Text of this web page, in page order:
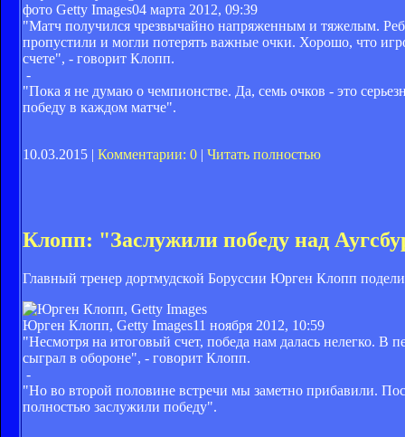
фото Getty Images04 марта 2012, 09:39
"Матч получился чрезвычайно напряженным и тяжелым.
пропустили и могли потерять важные очки. Хорошо, что
счете", - говорит Клопп.
-
"Пока я не думаю о чемпионстве. Да, семь очков - это
победу в каждом матче".
10.03.2015 | Комментарии: 0 | Читать полностью
Клопп: "Заслужили победу над
Главный тренер дортмудской Боруссии Юрген Клопп
Юрген Клопп, Getty Images11 ноября 2012, 10:59
"Несмотря на итоговый счет, победа нам далась нелегко. В
сыграл в обороне", - говорит Клопп.
-
"Но во второй половине встречи мы заметно прибавили.
полностью заслужили победу".